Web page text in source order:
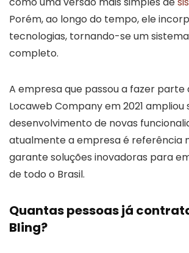
Porém, ao longo do tempo, ele
tecnologias, tornando-se um
completo.
A empresa que passou a fazer parte
Locaweb Company em 2021 ampliou
desenvolvimento de novas
atualmente a empresa é referência
garante soluções inovadoras para
de todo o Brasil.
Quantas pessoas já
Bling?